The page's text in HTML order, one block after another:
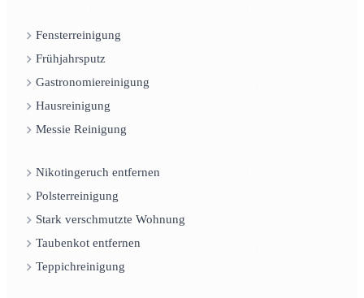
Fensterreinigung
Frühjahrsputz
Gastronomiereinigung
Hausreinigung
Messie Reinigung
Nikotingeruch entfernen
Polsterreinigung
Stark verschmutzte Wohnung
Taubenkot entfernen
Teppichreinigung